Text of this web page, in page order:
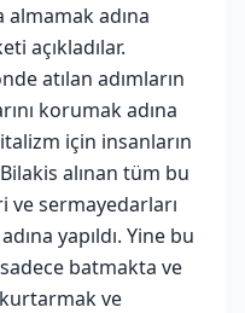
adına
açıkladılar.
atılan adımların
korumak adına
için insanların
alınan tüm bu
sermayedarları
yapıldı. Yine bu
batmakta ve
ve